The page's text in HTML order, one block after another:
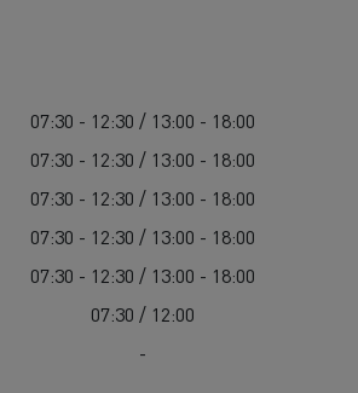
07:30 - 12:30 / 13:00 - 18:00
07:30 - 12:30 / 13:00 - 18:00
07:30 - 12:30 / 13:00 - 18:00
07:30 - 12:30 / 13:00 - 18:00
07:30 - 12:30 / 13:00 - 18:00
07:30 / 12:00
-